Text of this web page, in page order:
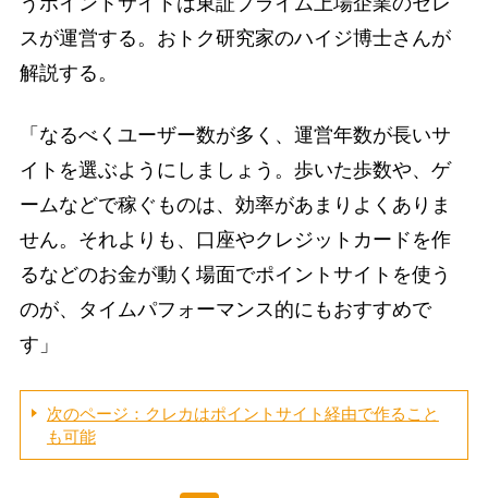
スが運営する。おトク研究家のハイジ博士さんが
解説する。
「なるべくユーザー数が多く、運営年数が長いサ
イトを選ぶようにしましょう。歩いた歩数や、ゲ
ームなどで稼ぐものは、効率があまりよくありま
せん。それよりも、口座やクレジットカードを作
るなどのお金が動く場面でポイントサイトを使う
のが、タイムパフォーマンス的にもおすすめで
す」
次のページ：クレカはポイントサイト経由で作ること
も可能